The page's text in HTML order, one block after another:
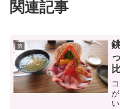
関連記事
旅